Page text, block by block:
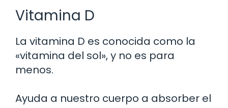
Vitamina D
La vitamina D es conocida como la
«vitamina del sol», y no es para
menos.
Ayuda a nuestro cuerpo a absorber el